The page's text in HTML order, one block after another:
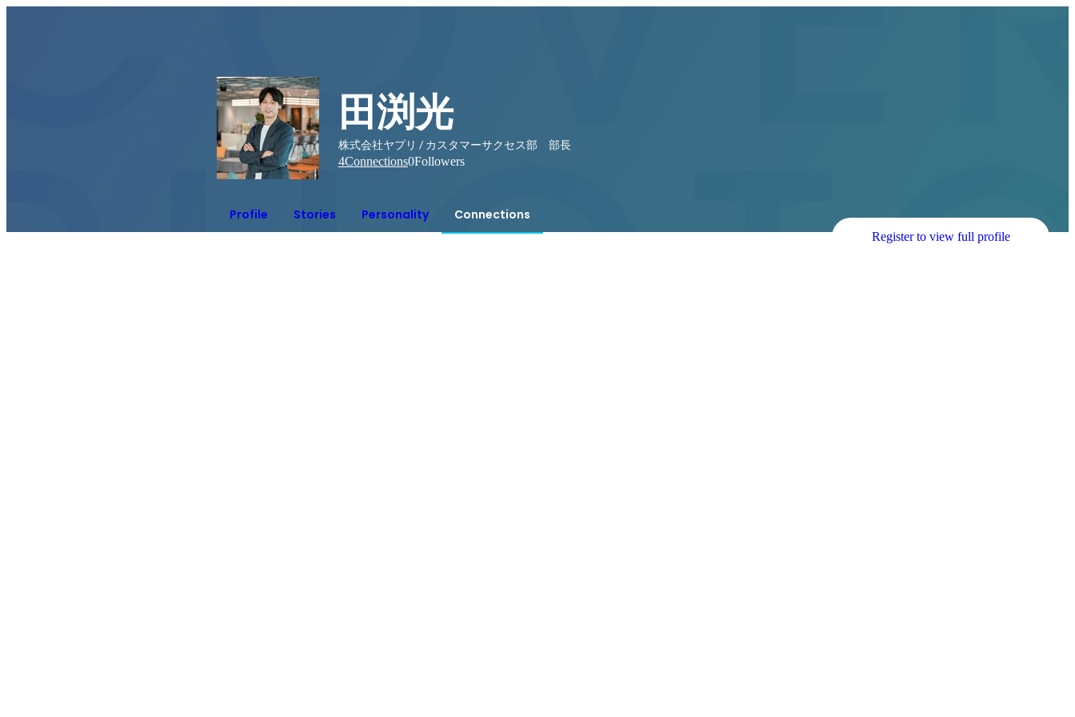
田渕光
株式会社ヤプリ / カスタマーサクセス部 部長
4Connections0Followers
Profile Stories Personality Connections
Register to view full profile